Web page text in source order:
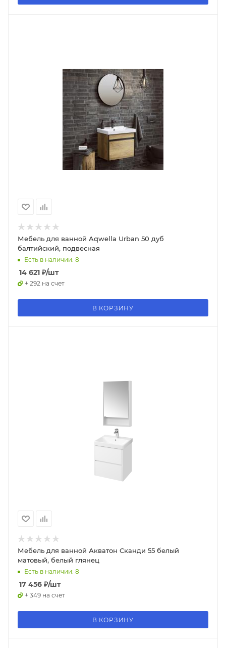
Мебель для ванной Aqwella Urban 50 дуб
балтийский, подвесная
Есть в наличии: 8
14 621 ₽/шт
+ 292 на счет
В КОРЗИНУ
Мебель для ванной Акватон Сканди 55 белый
матовый, белый глянец
Есть в наличии: 8
17 456 ₽/шт
+ 349 на счет
В КОРЗИНУ